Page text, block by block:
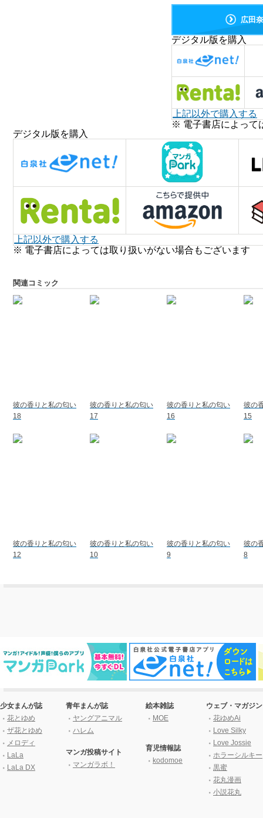
広田
デジタル版を購入
上記以外で購入する
※ 電子書店によって
デジタル版を購入
上記以外で購入する
※ 電子書店によっては取り扱いがない場合もございます
関連コミック
彼の香りと私の匂い
18
彼の香りと私の匂い
17
彼の香りと私の匂い
16
彼の
15
彼の香りと私の匂い
12
彼の香りと私の匂い
10
彼の香りと私の匂い
9
彼の
8
少女まんが誌
花とゆめ
ザ花とゆめ
メロディ
LaLa
LaLa DX
青年まんが誌
ヤングアニマル
ハレム
マンガ投稿サイト
マンガラボ！
絵本雑誌
MOE
育児情報誌
kodomoe
ウェブ・マガジン
花ゆめAi
Love Silky
Love Jossie
ホラーシルキー
黒蜜
花丸漫画
小説花丸